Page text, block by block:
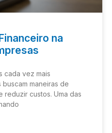
na
cada vez mais
maneiras de
reduzir custos. Uma das